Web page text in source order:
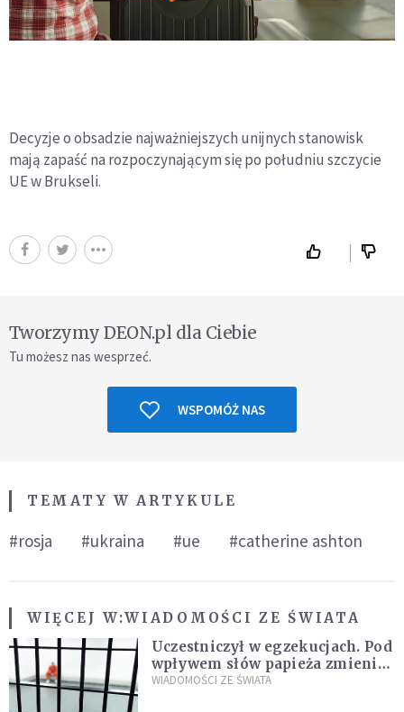
Decyzje o obsadzie najważniejszych unijnych stanowisk
mają zapaść na rozpoczynającym się po południu szczycie
UE w Brukseli.
Tworzymy DEON.pl dla Ciebie
Tu możesz nas wesprzeć.
WSPOMÓŻ NAS
TEMATY W ARTYKULE
#rosja #ukraina #ue #catherine ashton
WIĘCEJ W:WIADOMOŚCI ZE ŚWIATA
Uczestniczył w egzekucjach. Pod
wpływem słów papieża zmienił
zdanie
WIADOMOŚCI ZE ŚWIATA